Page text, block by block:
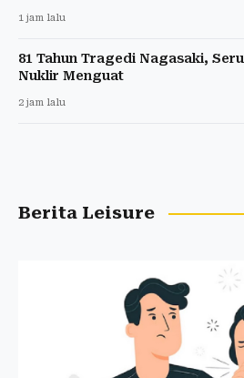
1 jam lalu
81 Tahun Tragedi Nagasaki,
Nuklir Menguat
2 jam lalu
Berita Leisure